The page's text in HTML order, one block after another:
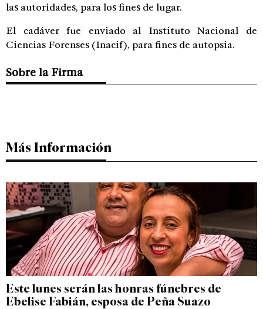
las autoridades, para los fines de lugar.
El cadáver fue enviado al Instituto Nacional de
Ciencias Forenses (Inacif), para fines de autopsia.
Sobre la Firma
Más Información
Este lunes serán las honras fúnebres de
Ebelise Fabián, esposa de Peña Suazo